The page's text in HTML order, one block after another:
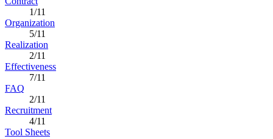
1/11
Organization
5/11
Realization
2/11
Effectiveness
7/11
FAQ
2/11
Recruitment
4/11
Tool Sheets